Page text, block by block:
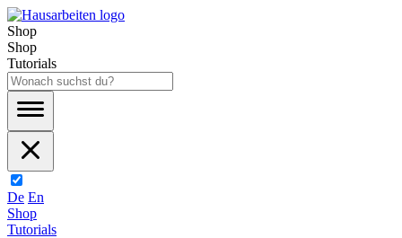
Shop
Shop
Tutorials
De En
Shop
Tutorials